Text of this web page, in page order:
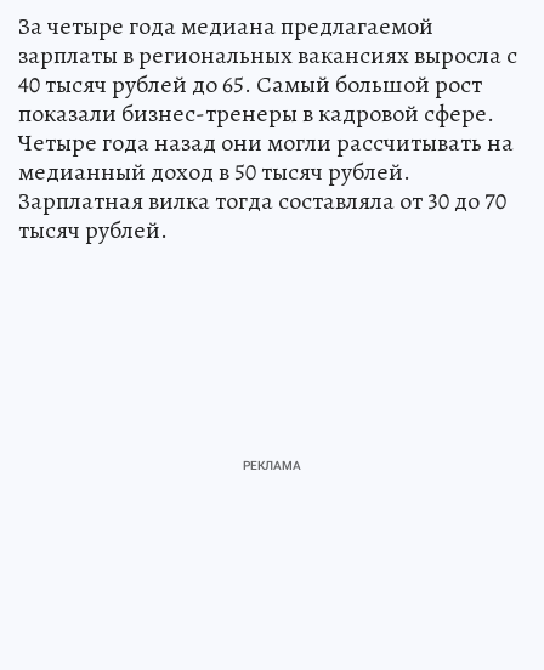
За четыре года медиана предлагаемой
зарплаты в региональных вакансиях выросла с
40 тысяч рублей до 65. Самый большой рост
показали бизнес-тренеры в кадровой сфере.
Четыре года назад они могли рассчитывать на
медианный доход в 50 тысяч рублей.
Зарплатная вилка тогда составляла от 30 до 70
тысяч рублей.